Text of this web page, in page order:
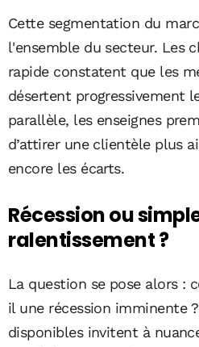
Cette segmentation du
l'ensemble du secteur. Les
rapide constatent que les
désertent progressivement
parallèle, les enseignes
d’attirer une clientèle plus
encore les écarts.
Récession ou
ralentissement ?
La question se pose alors :
il une récession imminente
disponibles invitent à